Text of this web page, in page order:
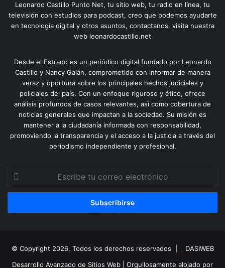
Leonardo Castillo Punto Net, tu sitio web, tu radio en línea, tu
televisión con estudios para podcast, creo que podemos ayudarte
en tecnología digital y otros asuntos, contactanos. visita nuestra
web leonardocastillo.net
Desde el Estrado es un periódico digital fundado por Leonardo
Castillo y Nancy Galán, comprometido con informar de manera
veraz y oportuna sobre los principales hechos judiciales y
policiales del país. Con un enfoque riguroso y ético, ofrece
análisis profundos de casos relevantes, así como cobertura de
noticias generales que impactan a la sociedad. Su misión es
mantener a la ciudadanía informada con responsabilidad,
promoviendo la transparencia y el acceso a la justicia a través del
periodismo independiente y profesional.
correo
© Copyright 2026, Todos los derechos reservados |
DASIWEB
Desarrollo Avanzado de Sitios Web | Orgullosamente alojado por